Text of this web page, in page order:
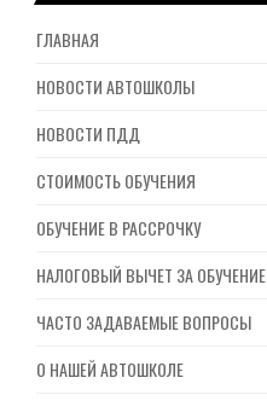
ГЛАВНАЯ
НОВОСТИ АВТОШКОЛЫ
НОВОСТИ ПДД
СТОИМОСТЬ ОБУЧЕНИЯ
ОБУЧЕНИЕ В РАССРОЧКУ
НАЛОГОВЫЙ ВЫЧЕТ ЗА ОБУЧЕНИЕ
ЧАСТО ЗАДАВАЕМЫЕ ВОПРОСЫ
О НАШЕЙ АВТОШКОЛЕ